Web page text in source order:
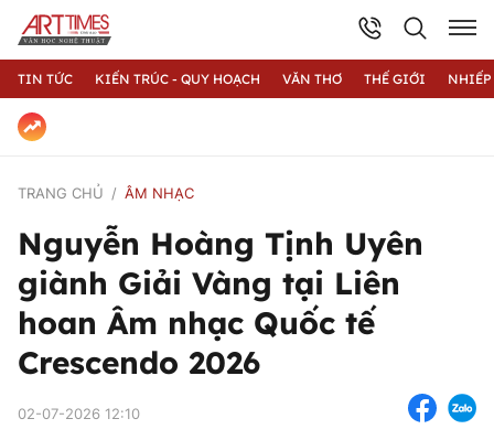
TIN TỨC KIẾN TRÚC - QUY HOẠCH VĂN THƠ THẾ GIỚI
TRANG CHỦ ÂM NHẠC
Nguyễn Hoàng Tịnh Uyên
giành Giải Vàng tại Liên
hoan Âm nhạc Quốc tế
Crescendo 2026
02-07-2026 12:10